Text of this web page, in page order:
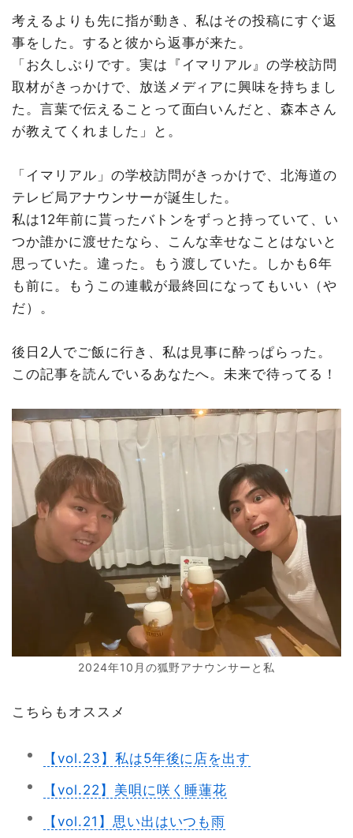
考えるよりも先に指が動き、私はその投稿にすぐ返
事をした。すると彼から返事が来た。
「お久しぶりです。実は『イマリアル』の学校訪問
取材がきっかけで、放送メディアに興味を持ちまし
た。言葉で伝えることって面白いんだと、森本さん
が教えてくれました」と。
「イマリアル」の学校訪問がきっかけで、北海道の
テレビ局アナウンサーが誕生した。
私は12年前に貰ったバトンをずっと持っていて、い
つか誰かに渡せたなら、こんな幸せなことはないと
思っていた。違った。もう渡していた。しかも6年
も前に。もうこの連載が最終回になってもいい（や
だ）。
後日2人でご飯に行き、私は見事に酔っぱらった。
この記事を読んでいるあなたへ。未来で待ってる！
2024年10月の狐野アナウンサーと私
こちらもオススメ
【vol.23】私は5年後に店を出す
【vol.22】美唄に咲く睡蓮花
【vol.21】思い出はいつも雨